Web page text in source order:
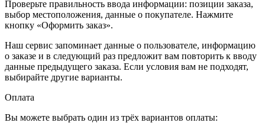
Проверьте правильность ввода информации: позиции заказа,
выбор местоположения, данные о покупателе. Нажмите
кнопку «Оформить заказ».
Наш сервис запоминает данные о пользователе, информацию
о заказе и в следующий раз предложит вам повторить к вводу
данные предыдущего заказа. Если условия вам не подходят,
выбирайте другие варианты.
Оплата
Вы можете выбрать один из трёх вариантов оплаты: